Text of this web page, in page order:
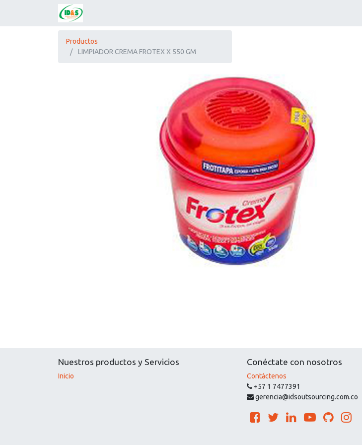
Productos
LIMPIADOR CREMA FROTEX X 550 GM
Nuestros productos y Servicios
Inicio
Conéctate con nosotros
Contáctenos
+57 1 7477391
gerencia@idsoutsourcing.com.co